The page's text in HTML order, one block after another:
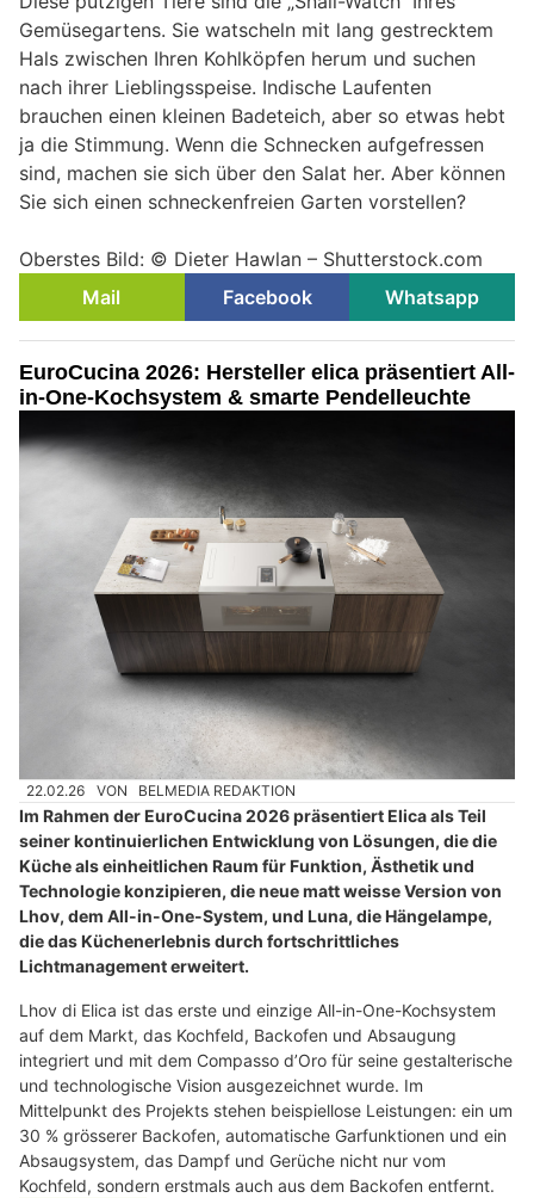
Gemüsegartens. Sie watscheln mit lang gestrecktem
Hals zwischen Ihren Kohlköpfen herum und suchen
nach ihrer Lieblingsspeise. Indische Laufenten
brauchen einen kleinen Badeteich, aber so etwas hebt
ja die Stimmung. Wenn die Schnecken aufgefressen
sind, machen sie sich über den Salat her. Aber können
Sie sich einen schneckenfreien Garten vorstellen?
Oberstes Bild: © Dieter Hawlan – Shutterstock.com
Mail
Facebook Whatsapp
EuroCucina 2026: Hersteller elica präsentiert All-
in-One-Kochsystem & smarte Pendelleuchte
22.02.26 VON BELMEDIA REDAKTION
Im Rahmen der EuroCucina 2026 präsentiert Elica als Teil
seiner kontinuierlichen Entwicklung von Lösungen, die die
Küche als einheitlichen Raum für Funktion, Ästhetik und
Technologie konzipieren, die neue matt weisse Version von
Lhov, dem All-in-One-System, und Luna, die Hängelampe,
die das Küchenerlebnis durch fortschrittliches
Lichtmanagement erweitert.
Lhov di Elica ist das erste und einzige All-in-One-Kochsystem
auf dem Markt, das Kochfeld, Backofen und Absaugung
integriert und mit dem Compasso d’Oro für seine gestalterische
und technologische Vision ausgezeichnet wurde. Im
Mittelpunkt des Projekts stehen beispiellose Leistungen: ein um
30 % grösserer Backofen, automatische Garfunktionen und ein
Absaugsystem, das Dampf und Gerüche nicht nur vom
Kochfeld, sondern erstmals auch aus dem Backofen entfernt.